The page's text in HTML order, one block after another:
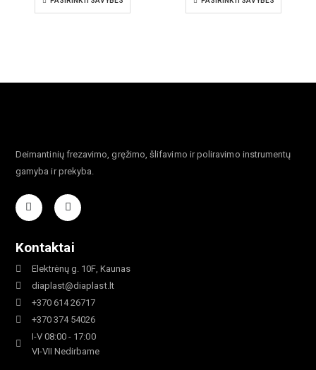
Deimantinių frezavimo, gręžimo, šlifavimo ir poliravimo instrumentų
gamyba ir prekyba.
Kontaktai
Elektrėnų g. 10F, Kaunas
diaplast@diaplast.lt
+370 614 26717
+370 374 54026
I-V 08:00 - 17:00
VI-VII Nedirbame